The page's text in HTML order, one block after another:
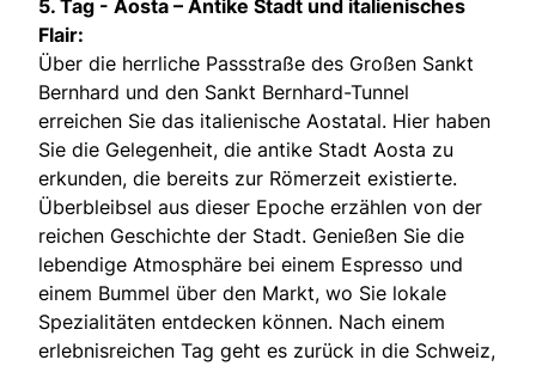
5. Tag - Aosta – Antike Stadt und italienisches
Flair:
Über die herrliche Passstraße des Großen Sankt
Bernhard und den Sankt Bernhard-Tunnel
erreichen Sie das italienische Aostatal. Hier haben
Sie die Gelegenheit, die antike Stadt Aosta zu
erkunden, die bereits zur Römerzeit existierte.
Überbleibsel aus dieser Epoche erzählen von der
reichen Geschichte der Stadt. Genießen Sie die
lebendige Atmosphäre bei einem Espresso und
einem Bummel über den Markt, wo Sie lokale
Spezialitäten entdecken können. Nach einem
erlebnisreichen Tag geht es zurück in die Schweiz,